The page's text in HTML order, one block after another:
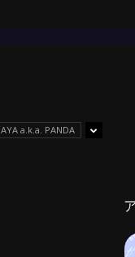
AYA a.k.a. PANDA